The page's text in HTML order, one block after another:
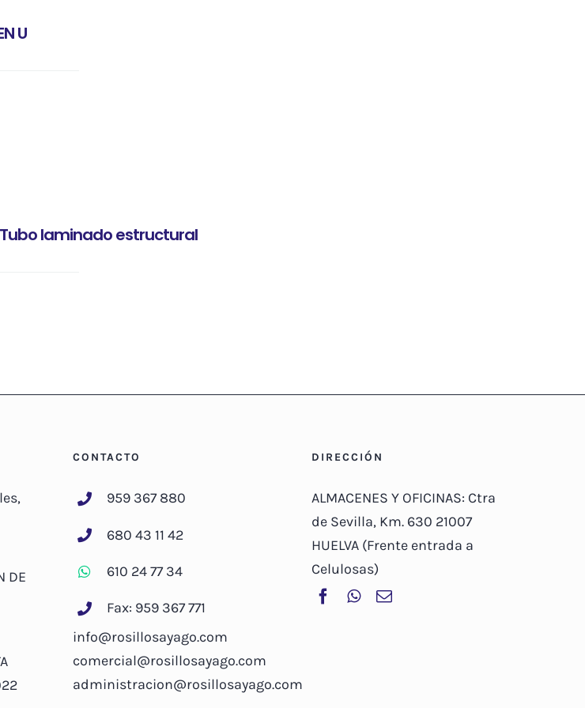
U
Tubo laminado estructural
DE
CONTACTO
959 367 880
680 43 11 42
610 24 77 34
Fax: 959 367 771
info@rosillosayago.com
comercial@rosillosayago.com
administracion@rosillosayago.com
DIRECCIÓN
ALMACENES Y OFICINAS: Ctra
de Sevilla, Km. 630 21007
HUELVA (Frente entrada a
Celulosas)